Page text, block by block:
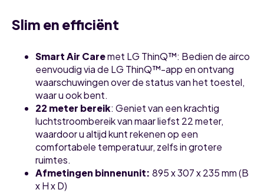
Slim en efficiënt
Smart Air Caremet LG ThinQ™: Bedien de airco
eenvoudig via de LG ThinQ™-app en ontvang
waarschuwingen over de status van het toestel,
waar u ook bent.
22 meter bereik: Geniet van een krachtig
luchtstroombereik van maar liefst 22 meter,
waardoor u altijd kunt rekenen op een
comfortabele temperatuur, zelfs in grotere
ruimtes.
Afmetingen binnenunit: 895 x 307 x 235 mm (B
x H x D)